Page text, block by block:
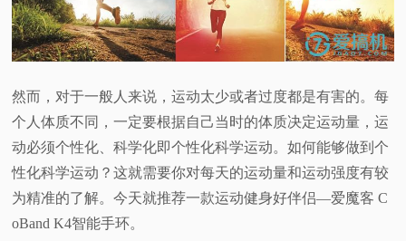
普
验
专
题
然而，对于一般人来说，运动太少或者过度都是有害的。每
个人体质不同，一定要根据自己当时的体质决定运动量，运
动必须个性化、科学化即个性化科学运动。如何能够做到个
性化科学运动？这就需要你对每天的运动量和运动强度有较
为精准的了解。今天就推荐一款运动健身好伴侣—爱魔客 C
oBand K4智能手环。